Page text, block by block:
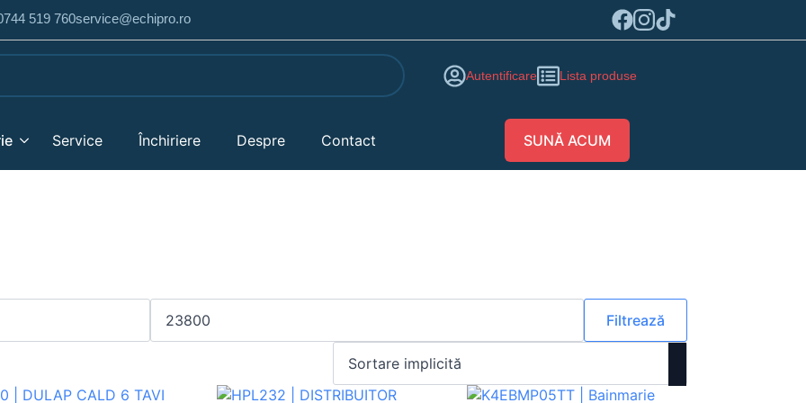
519 760service@echipro.ro
Autentificare Lista produse
Service Închiriere Despre Contact SUNĂ ACUM
Filtrează